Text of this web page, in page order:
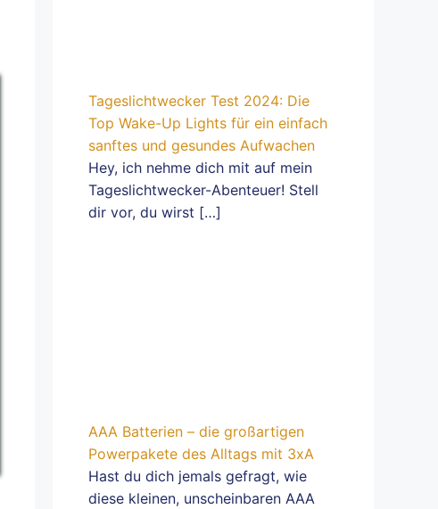
Tageslichtwecker Test 2024: Die
Top Wake-Up Lights für ein einfach
sanftes und gesundes Aufwachen
Hey, ich nehme dich mit auf mein
Tageslichtwecker-Abenteuer! Stell
dir vor, du wirst […]
AAA Batterien – die großartigen
Powerpakete des Alltags mit 3xA
Hast du dich jemals gefragt, wie
diese kleinen, unscheinbaren AAA